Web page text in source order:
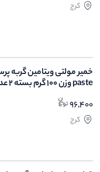
کرج
paste وزن 100 گرم بسته 2 عددی
96,400
کرج